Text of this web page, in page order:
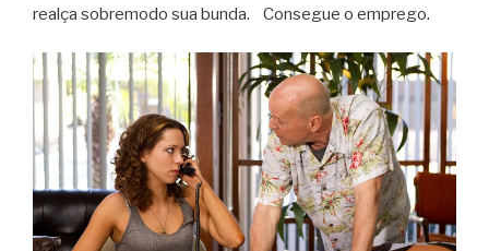
realça sobremodo sua bunda. Consegue o emprego.